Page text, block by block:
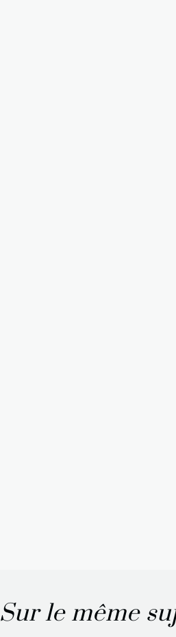
Sur le même